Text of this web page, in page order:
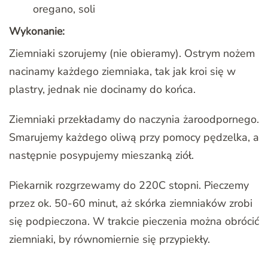
oregano, soli
Wykonanie:
Ziemniaki szorujemy (nie obieramy). Ostrym nożem
nacinamy każdego ziemniaka, tak jak kroi się w
plastry, jednak nie docinamy do końca.
Ziemniaki przekładamy do naczynia żaroodpornego.
Smarujemy każdego oliwą przy pomocy pędzelka, a
następnie posypujemy mieszanką ziół.
Piekarnik rozgrzewamy do 220C stopni. Pieczemy
przez ok. 50-60 minut, aż skórka ziemniaków zrobi
się podpieczona. W trakcie pieczenia można obrócić
ziemniaki, by równomiernie się przypiekły.